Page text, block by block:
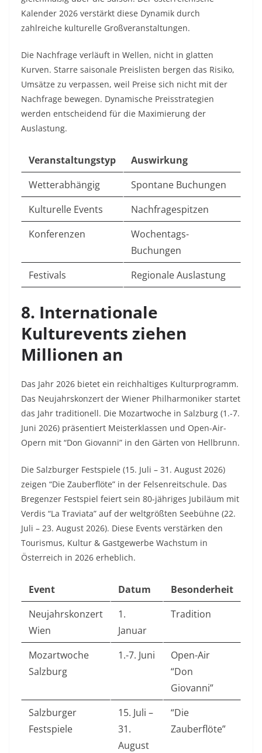
Kalender 2026 verstärkt diese Dynamik durch
zahlreiche kulturelle Großveranstaltungen.​
Die Nachfrage verläuft in Wellen, nicht in glatten
Kurven. Starre saisonale Preislisten bergen das Risiko,
Umsätze zu verpassen, weil Preise sich nicht mit der
Nachfrage bewegen. Dynamische Preisstrategien
werden entscheidend für die Maximierung der
Auslastung.​
Veranstaltungstyp
Auswirkung
Wetterabhängig
Spontane Buchungen
Kulturelle Events
Nachfragespitzen
Konferenzen
Wochentags-
Buchungen
Festivals
Regionale Auslastung
8. Internationale
Kulturevents ziehen
Millionen an
Das Jahr 2026 bietet ein reichhaltiges Kulturprogramm.
Das Neujahrskonzert der Wiener Philharmoniker startet
das Jahr traditionell. Die Mozartwoche in Salzburg (1.-7.
Juni 2026) präsentiert Meisterklassen und Open-Air-
Opern mit “Don Giovanni” in den Gärten von Hellbrunn.​
Die Salzburger Festspiele (15. Juli – 31. August 2026)
zeigen “Die Zauberflöte” in der Felsenreitschule. Das
Bregenzer Festspiel feiert sein 80-jähriges Jubiläum mit
Verdis “La Traviata” auf der weltgrößten Seebühne (22.
Juli – 23. August 2026). Diese Events verstärken den
Tourismus, Kultur & Gastgewerbe Wachstum in
Österreich in 2026 erheblich.​
Event Datum
Besonderheit
Neujahrskonzert
Wien
1.
Januar
Tradition
Mozartwoche
Salzburg
1.-7. Juni
Open-Air
“Don
Giovanni”
Salzburger
Festspiele
15. Juli –
31.
August
“Die
Zauberflöte”